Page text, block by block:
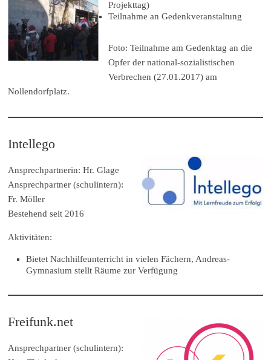
Projekttag)
Teilnahme an Gedenkveranstaltung
Foto: Teilnahme am Gedenktag an die
Opfer der national-sozialistischen
Verbrechen (27.01.2017) am
Nollendorfplatz.
Intellego
Ansprechpartnerin: Hr. Glage
Ansprechpartner (schulintern):
Fr. Möller
Bestehend seit 2016
Aktivitäten:
Bietet Nachhilfeunterricht in vielen Fächern, Andreas-
Gymnasium stellt Räume zur Verfügung
Freifunk.net
Ansprechpartner (schulintern):